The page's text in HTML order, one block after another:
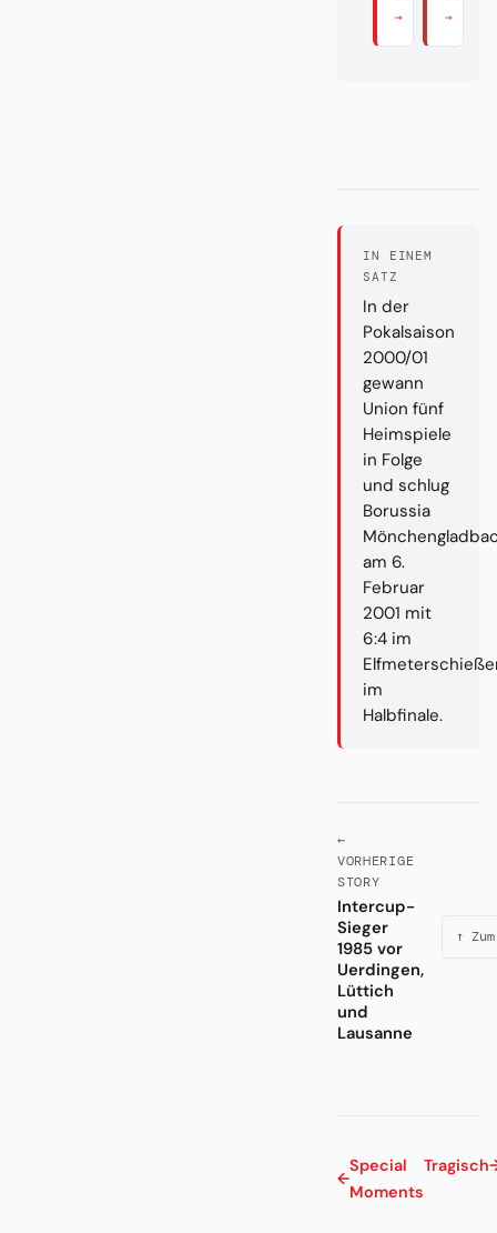
→
→
IN EINEM
SATZ
In der
Pokalsaison
2000/01
gewann
Union fünf
Heimspiele
in Folge
und schlug
Borussia
am 6.
Februar
2001 mit
6:4 im
im
Halbfinale.
←
VORHERIGE
STORY
Intercup-
Sieger
1985 vor
Uerdingen,
Lüttich
und
Lausanne
↑
←
Special
Moments
Tragisch